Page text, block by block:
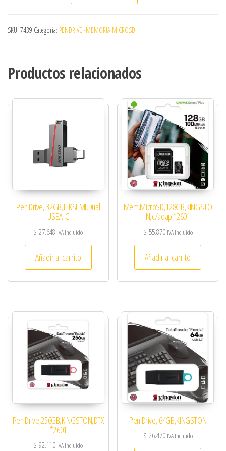
SKU: 7439 Categoría: PENDRIVE -MEMORIA MICROSD
Productos relacionados
Pen Drive, 32GB,HIKSEMI,Dual
USBA-C
$ 27.648 IVA Incluido
Añadir al carrito
Mem.MicroSD,128GB,KINGSTO
N,c/adap *2601
$ 55.870 IVA Incluido
Añadir al carrito
Pen Drive,256GB,KINGSTON,DTX
*2601
$ 92.110 IVA Incluido
Pen Drive, 64GB,KINGSTON
$ 26.470 IVA Incluido